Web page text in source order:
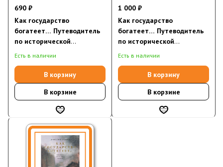
690 ₽
Как государство
богатеет… Путеводитель
по исторической
социологии (аудиокнига)
Есть в наличии
В корзину
В корзине
1 000 ₽
Как государство
богатеет… Путеводитель
по исторической
социологии
Есть в наличии
В корзину
В корзине